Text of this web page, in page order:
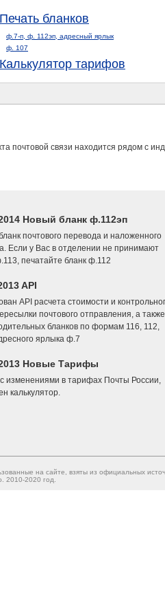
Печать бланков
ф.7-п, ф. 112эп, адресный ярлык
ф. 107
Калькулятор тарифов
почтовой связи находится рядом с
Новый бланк ф.112эп
почтового перевода и наложенного
Если у Вас в отделении не принимают
печатайте бланк ф.112
API
API расчета стоимости и
почтового отправления, а также
бланков по формам 116, 112,
ярлыка ф.7
Новые Тарифы
с изменениями в тарифах Почты России,
калькулятор.
на сайте, взяты из официальных
2010-2020 год.